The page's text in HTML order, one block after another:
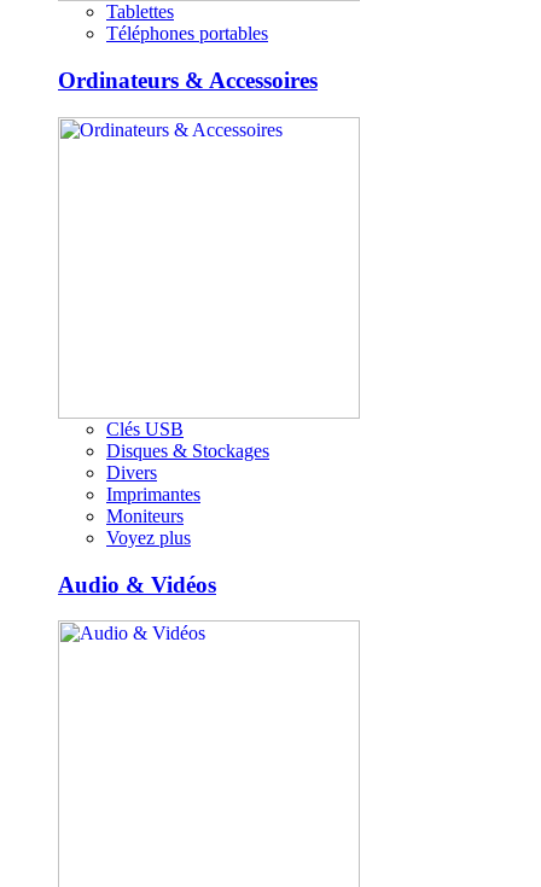
Tablettes
Téléphones portables
Ordinateurs & Accessoires
Clés USB
Disques & Stockages
Divers
Imprimantes
Moniteurs
Voyez plus
Audio & Vidéos